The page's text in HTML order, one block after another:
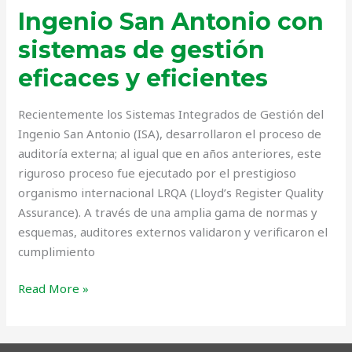
Ingenio San Antonio con
sistemas de gestión
eficaces y eficientes
Recientemente los Sistemas Integrados de Gestión del
Ingenio San Antonio (ISA), desarrollaron el proceso de
auditoría externa; al igual que en años anteriores, este
riguroso proceso fue ejecutado por el prestigioso
organismo internacional LRQA (Lloyd’s Register Quality
Assurance). A través de una amplia gama de normas y
esquemas, auditores externos validaron y verificaron el
cumplimiento
eficientes
Read More »